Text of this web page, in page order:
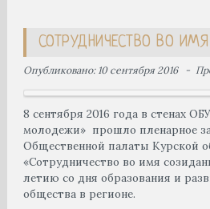
СОТРУДНИЧЕСТВО ВО
Опубликовано: 10 сентября 2016
8 сентября 2016 года в стенах
молодежи» прошло пленарное
Общественной палаты Курской
«Сотрудничество во имя
летию со дня образования и
общества в регионе.